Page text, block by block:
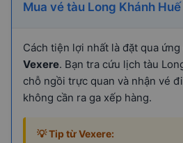
Mua vé tàu Long Khánh
Cách tiện lợi nhất là đặt qua
Vexere. Bạn tra cứu lịch tàu
chỗ ngồi trực quan và nhận vé
không cần ra ga xếp hàng.
💡 Tip từ Vexere: